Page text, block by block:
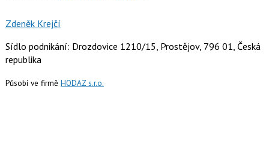
Zdeněk Krejčí
Sídlo podnikání: Drozdovice 1210/15, Prostějov, 796 01, Česká
republika
Působí ve firmě HODAZ s.r.o.